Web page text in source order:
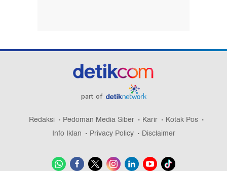
part of
Redaksi Pedoman Media Siber Karir
Kotak Pos
Info Iklan
Privacy Policy Disclaimer